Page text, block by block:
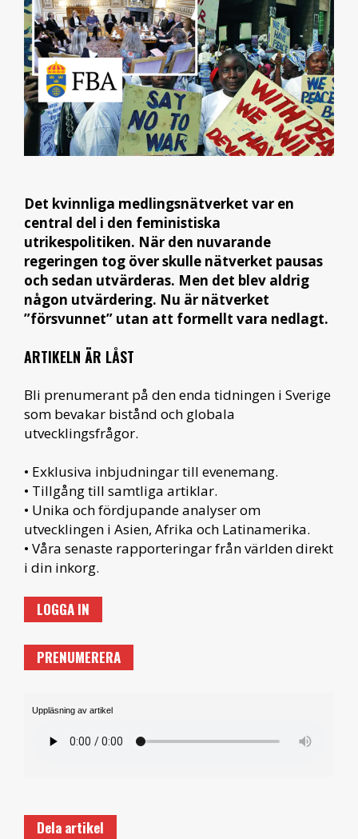
Det kvinnliga medlingsnätverket var en
central del i den feministiska
utrikespolitiken. När den nuvarande
regeringen tog över skulle nätverket pausas
och sedan utvärderas. Men det blev aldrig
någon utvärdering. Nu är nätverket
”försvunnet” utan att formellt vara nedlagt.
ARTIKELN ÄR LÅST
Bli prenumerant på den enda tidningen i Sverige
som bevakar bistånd och globala
utvecklingsfrågor.
• Exklusiva inbjudningar till evenemang.
• Tillgång till samtliga artiklar.
• Unika och fördjupande analyser om
utvecklingen i Asien, Afrika och Latinamerika.
• Våra senaste rapporteringar från världen direkt
i din inkorg.
LOGGA IN
PRENUMERERA
Uppläsning av artikel
Dela artikel